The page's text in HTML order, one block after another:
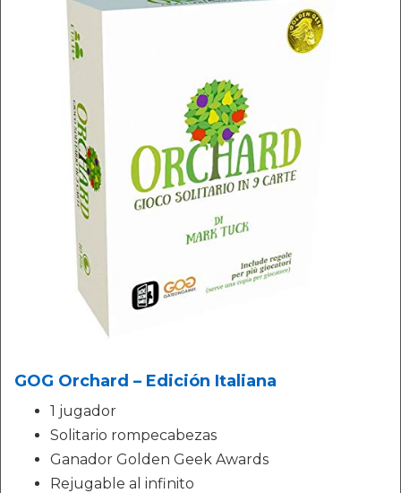
GOG Orchard – Edición Italiana
1 jugador
Solitario rompecabezas
Ganador Golden Geek Awards
Rejugable al infinito